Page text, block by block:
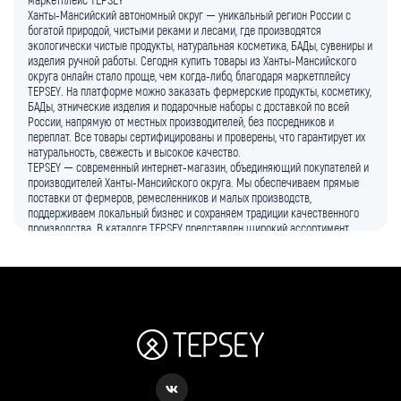
Ханты-Мансийский автономный округ — уникальный регион России с
богатой природой, чистыми реками и лесами, где производятся
экологически чистые продукты, натуральная косметика, БАДы, сувениры и
изделия ручной работы. Сегодня купить товары из Ханты-Мансийского
округа онлайн стало проще, чем когда-либо, благодаря маркетплейсу
TEPSEY. На платформе можно заказать фермерские продукты, косметику,
БАДы, этнические изделия и подарочные наборы с доставкой по всей
России, напрямую от местных производителей, без посредников и
переплат. Все товары сертифицированы и проверены, что гарантирует их
натуральность, свежесть и высокое качество.
TEPSEY — современный интернет-магазин, объединяющий покупателей и
производителей Ханты-Мансийского округа. Мы обеспечиваем прямые
поставки от фермеров, ремесленников и малых производств,
поддерживаем локальный бизнес и сохраняем традиции качественного
производства. В каталоге TEPSEY представлен широкий ассортимент
молочные продукты, мясо, травяные сборы, фиточаи, варенья, джемы и
сушёные грибы. Все продукты поступают напрямую от производителей и
имеют сертификаты качества. Купить фермерские продукты онлайн
просто: выберите товар, оформите заказ и получите доставку в любой